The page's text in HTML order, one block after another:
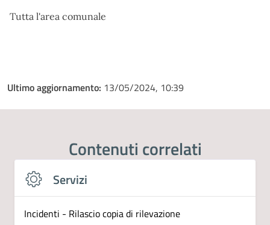
Tutta l'area comunale
Ultimo aggiornamento: 13/05/2024, 10:39
Contenuti correlati
Servizi
Incidenti - Rilascio copia di rilevazione